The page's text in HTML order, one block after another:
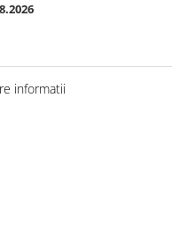
informatii